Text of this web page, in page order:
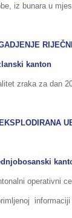
iz bunara u
kanton
zraka za dan
operativni
informaciji